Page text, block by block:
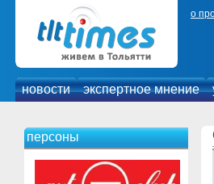
о
новости экспертное мнение
персоны